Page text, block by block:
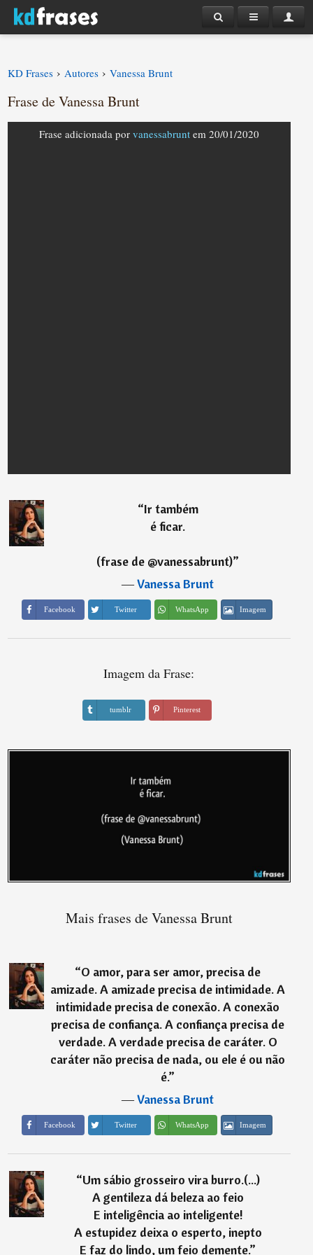
KD Frases › Autores › Vanessa Brunt
Frase de Vanessa Brunt
Frase adicionada por vanessabruntem 20/01/2020
“Ir também
é ficar.
(frase de @vanessabrunt)”
―Vanessa Brunt
Facebook Twitter WhatsApp Imagem
Imagem da Frase:
tumblr Pinterest
Mais frases de Vanessa Brunt
“O amor, para ser amor, precisa de
amizade. A amizade precisa de intimidade. A
intimidade precisa de conexão. A conexão
precisa de confiança. A confiança precisa de
verdade. A verdade precisa de caráter. O
caráter não precisa de nada, ou ele é ou não
é.”
―Vanessa Brunt
Facebook Twitter WhatsApp Imagem
“Um sábio grosseiro vira burro.(...)
A gentileza dá beleza ao feio
E inteligência ao inteligente!
A estupidez deixa o esperto, inepto
E faz do lindo, um feio demente.”